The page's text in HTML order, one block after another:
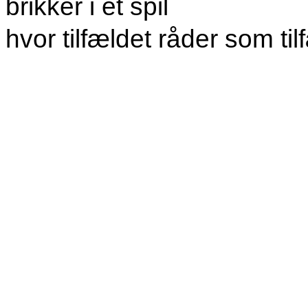
brikker i et spil
hvor tilfældet råder som